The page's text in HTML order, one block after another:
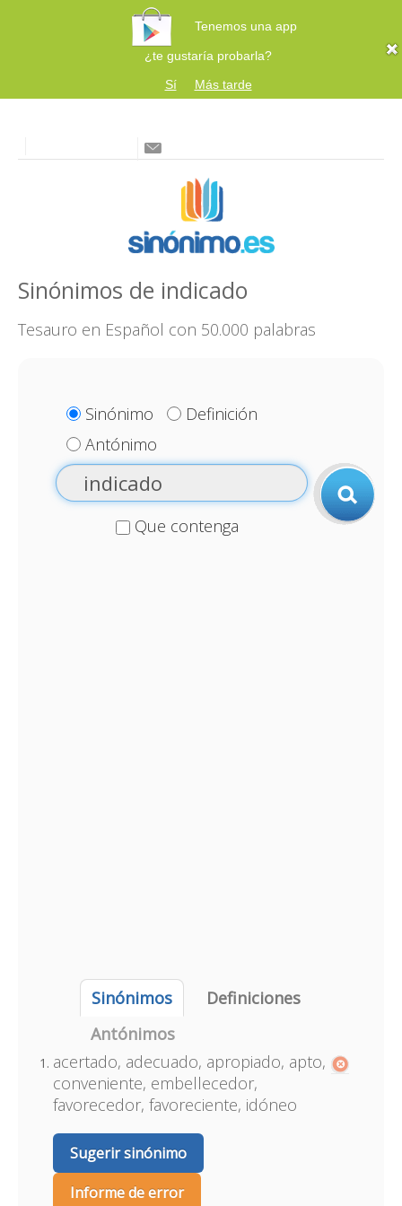
Tenemos una app
¿te gustaría probarla?
Sí
Más tarde
Sinónimos de indicado
Tesauro en Español con 50.000 palabras
Sinónimo
Definición
Antónimo
Que contenga
Sinónimos
Definiciones
Antónimos
acertado, adecuado, apropiado, apto,
conveniente, embellecedor,
favorecedor, favoreciente, idóneo
Sugerir sinónimo
Informe de error